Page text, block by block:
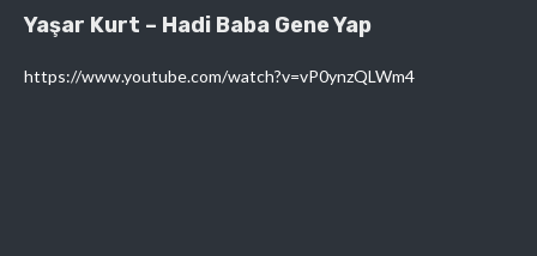
Yaşar Kurt – Hadi Baba Gene Yap
https://www.youtube.com/watch?v=vP0ynzQLWm4